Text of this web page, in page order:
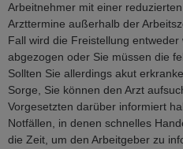
Arbeitnehmer mit einer
Arzttermine außerhalb der
Fall wird die Freistellung
abgezogen oder Sie müssen die
Sollten Sie allerdings akut
Sorge, Sie können den Arzt
Vorgesetzten darüber informiert
Notfällen, in denen schnelles
die Zeit, um den Arbeitgeber zu